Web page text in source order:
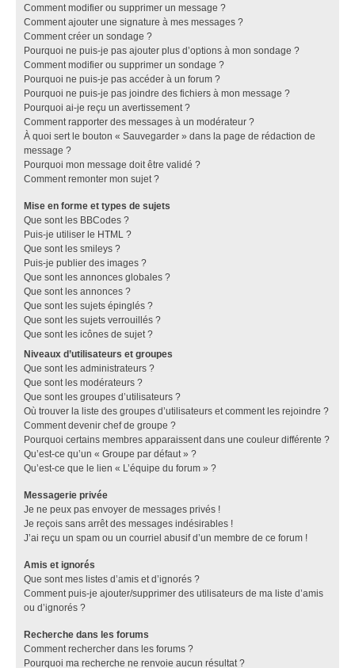
Comment modifier ou supprimer un message ?
Comment ajouter une signature à mes messages ?
Comment créer un sondage ?
Pourquoi ne puis-je pas ajouter plus d’options à mon sondage ?
Comment modifier ou supprimer un sondage ?
Pourquoi ne puis-je pas accéder à un forum ?
Pourquoi ne puis-je pas joindre des fichiers à mon message ?
Pourquoi ai-je reçu un avertissement ?
Comment rapporter des messages à un modérateur ?
À quoi sert le bouton « Sauvegarder » dans la page de rédaction de
message ?
Pourquoi mon message doit être validé ?
Comment remonter mon sujet ?
Mise en forme et types de sujets
Que sont les BBCodes ?
Puis-je utiliser le HTML ?
Que sont les smileys ?
Puis-je publier des images ?
Que sont les annonces globales ?
Que sont les annonces ?
Que sont les sujets épinglés ?
Que sont les sujets verrouillés ?
Que sont les icônes de sujet ?
Niveaux d’utilisateurs et groupes
Que sont les administrateurs ?
Que sont les modérateurs ?
Que sont les groupes d’utilisateurs ?
Où trouver la liste des groupes d’utilisateurs et comment les rejoindre ?
Comment devenir chef de groupe ?
Pourquoi certains membres apparaissent dans une couleur différente ?
Qu’est-ce qu’un « Groupe par défaut » ?
Qu’est-ce que le lien « L’équipe du forum » ?
Messagerie privée
Je ne peux pas envoyer de messages privés !
Je reçois sans arrêt des messages indésirables !
J’ai reçu un spam ou un courriel abusif d’un membre de ce forum !
Amis et ignorés
Que sont mes listes d’amis et d’ignorés ?
Comment puis-je ajouter/supprimer des utilisateurs de ma liste d’amis
ou d’ignorés ?
Recherche dans les forums
Comment rechercher dans les forums ?
Pourquoi ma recherche ne renvoie aucun résultat ?